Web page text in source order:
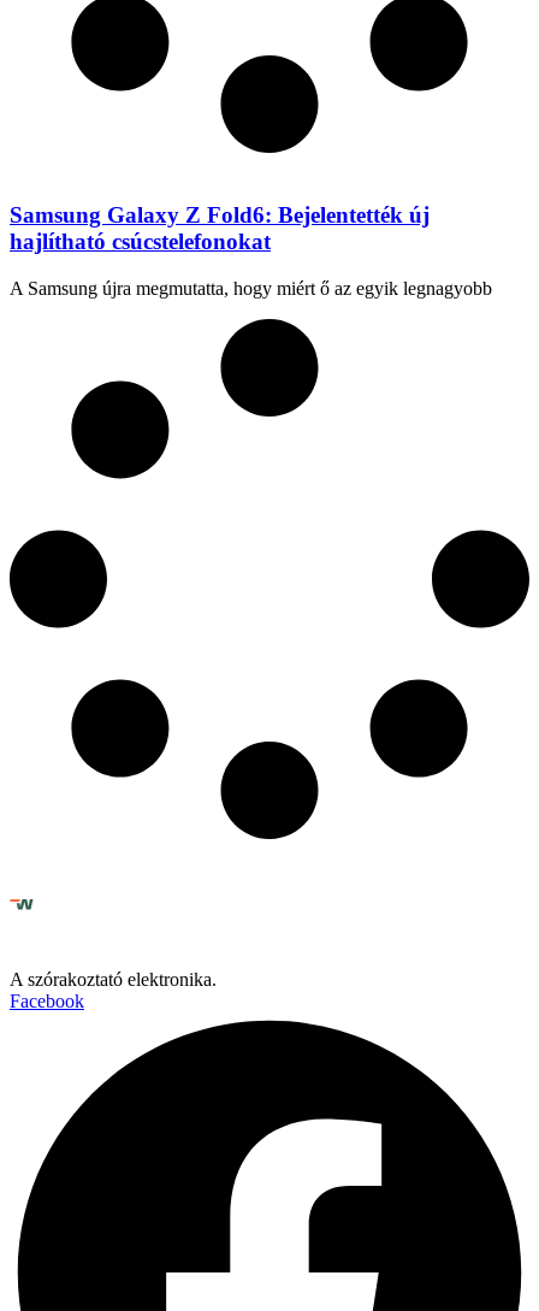
Samsung Galaxy Z Fold6: Bejelentették új
hajlítható csúcstelefonokat
A Samsung újra megmutatta, hogy miért ő az egyik legnagyobb
A szórakoztató elektronika.
Facebook